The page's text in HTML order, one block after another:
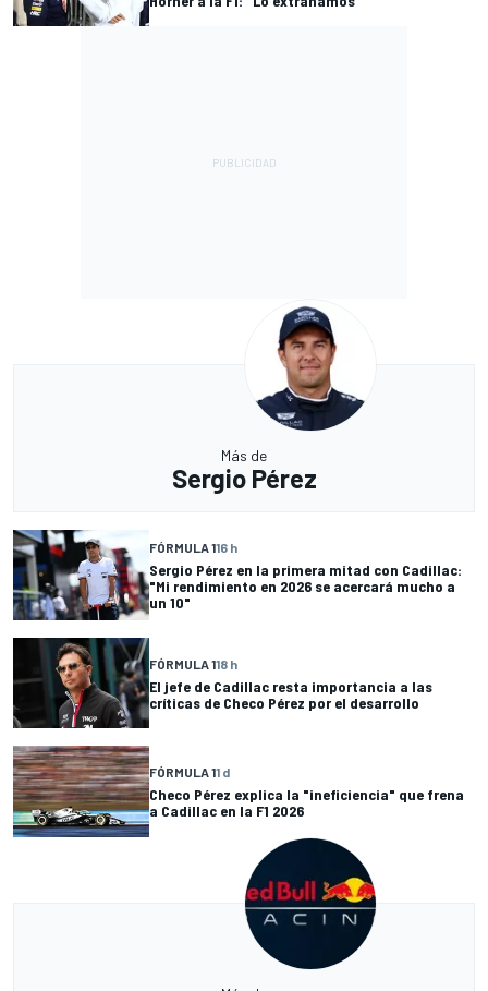
Más de
Sergio Pérez
FÓRMULA 116 h
Sergio Pérez en la primera mitad con Cadillac:
"Mi rendimiento en 2026 se acercará mucho a
un 10"
FÓRMULA 118 h
El jefe de Cadillac resta importancia a las
críticas de Checo Pérez por el desarrollo
FÓRMULA 11 d
Checo Pérez explica la "ineficiencia" que frena
a Cadillac en la F1 2026